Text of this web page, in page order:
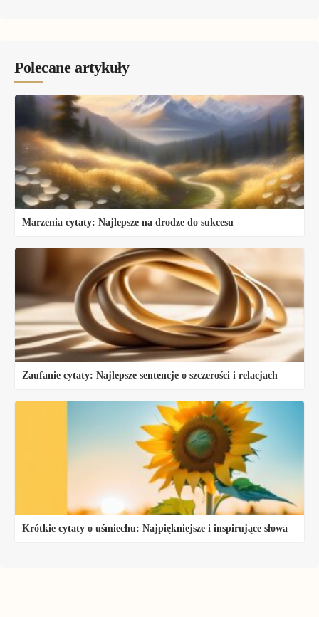
Polecane artykuły
Marzenia cytaty: Najlepsze na drodze do sukcesu
Zaufanie cytaty: Najlepsze sentencje o szczerości i relacjach
Krótkie cytaty o uśmiechu: Najpiękniejsze i inspirujące słowa